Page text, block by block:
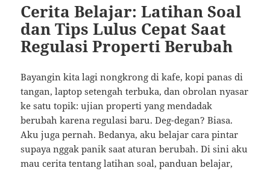
Cerita Belajar: Latihan Soal
dan Tips Lulus Cepat Saat
Regulasi Properti Berubah
Bayangin kita lagi nongkrong di kafe, kopi panas di
tangan, laptop setengah terbuka, dan obrolan nyasar
ke satu topik: ujian properti yang mendadak
berubah karena regulasi baru. Deg-degan? Biasa.
Aku juga pernah. Bedanya, aku belajar cara pintar
supaya nggak panik saat aturan berubah. Di sini aku
mau cerita tentang latihan soal, panduan belajar,